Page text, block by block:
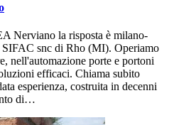
Nerviano la risposta è milano-
snc di Rho (MI). Operiamo
nell'automazione porte e portoni
efficaci. Chiama subito
esperienza, costruita in decenni
di…